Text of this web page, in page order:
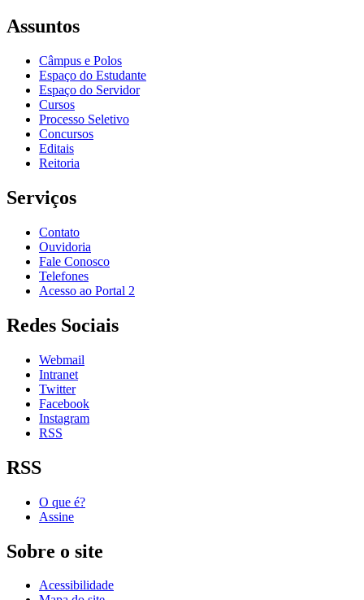
Assuntos
Câmpus e Polos
Espaço do Estudante
Espaço do Servidor
Cursos
Processo Seletivo
Concursos
Editais
Reitoria
Serviços
Contato
Ouvidoria
Fale Conosco
Telefones
Acesso ao Portal 2
Redes Sociais
Webmail
Intranet
Twitter
Facebook
Instagram
RSS
RSS
O que é?
Assine
Sobre o site
Acessibilidade